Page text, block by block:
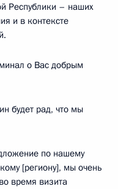
Республики – наших
и в контексте
о Вас добрым
будет рад, что мы
по нашему
[региону], мы очень
время визита